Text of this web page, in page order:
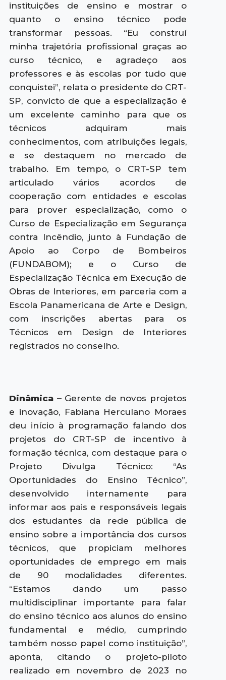
instituições de ensino e mostrar o
quanto o ensino técnico pode
transformar pessoas. “Eu construí
minha trajetória profissional graças ao
curso técnico, e agradeço aos
professores e às escolas por tudo que
conquistei”, relata o presidente do CRT-
SP, convicto de que a especialização é
um excelente caminho para que os
técnicos adquiram mais
conhecimentos, com atribuições legais,
e se destaquem no mercado de
trabalho. Em tempo, o CRT-SP tem
articulado vários acordos de
cooperação com entidades e escolas
para prover especialização, como o
Curso de Especialização em Segurança
contra Incêndio, junto à Fundação de
Apoio ao Corpo de Bombeiros
(FUNDABOM); e o Curso de
Especialização Técnica em Execução de
Obras de Interiores, em parceria com a
Escola Panamericana de Arte e Design,
com inscrições abertas para os
Técnicos em Design de Interiores
registrados no conselho.
Dinâmica –Gerente de novos projetos
e inovação, Fabiana Herculano Moraes
deu início à programação falando dos
projetos do CRT-SP de incentivo à
formação técnica, com destaque para o
Projeto Divulga Técnico: “As
Oportunidades do Ensino Técnico”,
desenvolvido internamente para
informar aos pais e responsáveis legais
dos estudantes da rede pública de
ensino sobre a importância dos cursos
técnicos, que propiciam melhores
oportunidades de emprego em mais
de 90 modalidades diferentes.
“Estamos dando um passo
multidisciplinar importante para falar
do ensino técnico aos alunos do ensino
fundamental e médio, cumprindo
também nosso papel como instituição”,
aponta, citando o projeto-piloto
realizado em novembro de 2023 no